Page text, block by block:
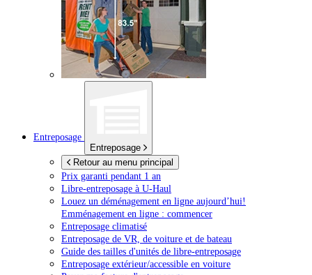
Entreposage
Entreposage
Retour au menu principal
Prix garanti pendant 1 an
Libre-entreposage à U-Haul
Louez un déménagement en ligne aujourd’hui!
Emménagement en ligne : commencer
Entreposage climatisé
Entreposage de VR, de voiture et de bateau
Guide des tailles d'unités de libre-entreposage
Entreposage extérieur/accessible en voiture